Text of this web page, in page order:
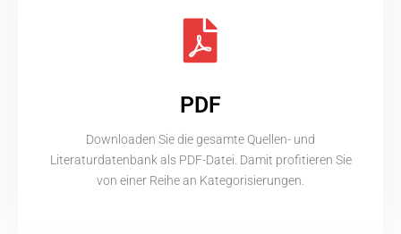
PDF
Downloaden Sie die gesamte Quellen- und
Literaturdatenbank als PDF-Datei. Damit profitieren Sie
von einer Reihe an Kategorisierungen.